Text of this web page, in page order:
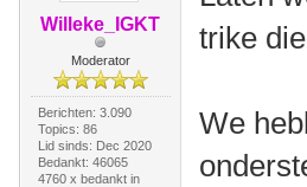
Willeke_IGKT
Moderator
Berichten: 3.090
Topics: 86
Lid sinds: Dec 2020
Bedankt: 46065
4760 x bedankt in
trike
We